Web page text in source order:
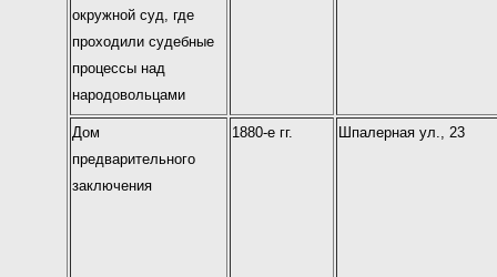
окружной суд, где
проходили судебные
процессы над
народовольцами
Дом
предварительного
заключения
1880-е гг. Шпалерная ул., 23